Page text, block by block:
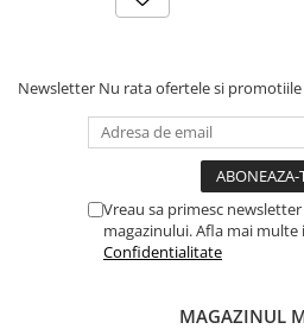
Newsletter Nu rata ofertele si
Vreau sa primesc
magazinului. Afla mai multe
Confidentialitate
MAGAZINUL